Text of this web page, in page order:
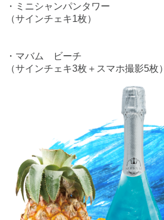
・ミニシャンパンタワー
（サインチェキ1枚）
・マバム ビーチ
（サインチェキ3枚＋スマホ撮影5枚）